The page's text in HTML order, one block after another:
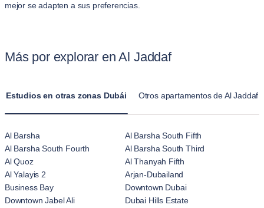
mejor se adapten a sus preferencias.
Más por explorar en Al Jaddaf
Estudios en otras zonas Dubái Otros apartamentos de Al Jaddaf
Al Barsha
Al Barsha South Fifth
Al Barsha South Fourth
Al Barsha South Third
Al Quoz
Al Thanyah Fifth
Al Yalayis 2
Arjan-Dubailand
Business Bay
Downtown Dubai
Downtown Jabel Ali
Dubai Hills Estate